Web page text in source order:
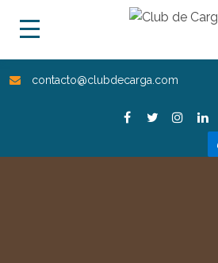
contacto@clubdecarga.com